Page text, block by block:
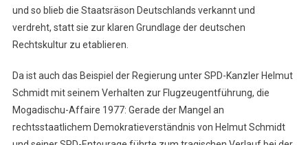
und so blieb die Staatsräson Deutschlands verkannt und
verdreht, statt sie zur klaren Grundlage der deutschen
Rechtskultur zu etablieren.
Da ist auch das Beispiel der Regierung unter SPD-Kanzler Helmut
Schmidt mit seinem Verhalten zur Flugzeugentführung, die
Mogadischu-Affaire 1977: Gerade der Mangel an
rechtsstaatlichem Demokratieverständnis von Helmut Schmidt